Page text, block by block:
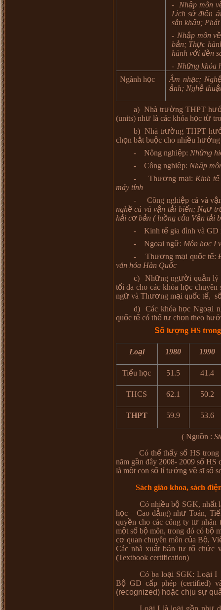
-
Nhập môn v
Lịch sử điện ả
sân khấu; Phát
- Nhập môn về
bản; Thực hà
hành với đèn s
- Những khóa
Ngành học Âm nhạc; Ngh
ảnh; Nghệthuậ
a) Nhà trường THPT h
(units) nhưlà các khóa học từ
b) Nhà trường THPT h
chọn bắt buộc cho nhiều hướ
-
Nông nghiệp: Những hi
-
Công nghiệp: Nhập mô
-
Thương mại: Kinh tế
máy tính
-
Công nghiệp cá và vậ
nghềcá và vận tải biển; Ngưtr
hải cơbản ( luồng của Vận tải
-
Kinh tế gia đình và GD
-
Ngoại ngữ: Môn học I v
-
Thương mại quốc tế:
văn hóa Hàn Quốc
c)
Những người quản lý
tốiđa cho các khóa học chuyên
ngữvà Thương mại quốc tế, s
d)
Các khóa học Ngoại
quốc tế cóthể tựchọn theo hướ
Sốlượng HS
Loại 1980 1990
Tiểu học 51.5 41.4
THCS 62.1 50.2
THPT 59.9 53.6
( Nguồn :
Có thể thấy số HS trong
năm gần đây 2008- 2009 số HS
làmột con sốlítưởng về sĩ số
Sách giáo khoa, sách điệ
Có nhiều bộ SGK, nhất l
học –Caođẳng) như Toán, Tiế
quyền cho các công ty tư nhân t
một sốbộ môn, trong đócóbộ
cơ quan chuyên môn của Bộ, Vi
Các nhà xuất bản tựtổ chức
(Textbook certification)
Có ba loại SGK: Loại I
BộGD cấp phép (certified) v
(recognized)hoặc chịu sựqu